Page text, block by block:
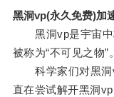
黑洞vp(永久免费)加
黑洞vp是宇宙中
被称为“不可见之物”。
科学家们对黑洞
直在尝试解开黑洞vp